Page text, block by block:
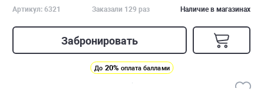
Артикул: 6321 Заказали 129 раз Наличие в магазинах
Забронировать
До 20% оплата баллами